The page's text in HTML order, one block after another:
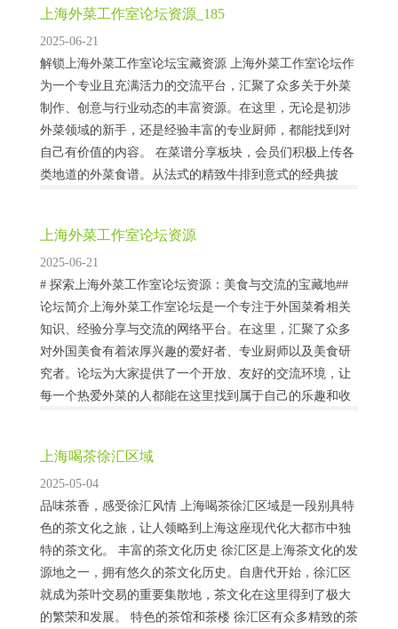
如...
上海外菜工作室论坛资源_185
2025-06-21
解锁上海外菜工作室论坛宝藏资源 上海外菜工作室论坛作
为一个专业且充满活力的交流平台，汇聚了众多关于外菜
制作、创意与行业动态的丰富资源。在这里，无论是初涉
外菜领域的新手，还是经验丰富的专业厨师，都能找到对
自己有价值的内容。 在菜谱分享板块，会员们积极上传各
类地道的外菜食谱。从法式的精致牛排到意式的经典披
上海外菜工作室论坛资源
2025-06-21
# 探索上海外菜工作室论坛资源：美食与交流的宝藏地##
论坛简介上海外菜工作室论坛是一个专注于外国菜肴相关
知识、经验分享与交流的网络平台。在这里，汇聚了众多
对外国美食有着浓厚兴趣的爱好者、专业厨师以及美食研
究者。论坛为大家提供了一个开放、友好的交流环境，让
每一个热爱外菜的人都能在这里找到属于自己的乐趣和收
上海喝茶徐汇区域
2025-05-04
品味茶香，感受徐汇风情 上海喝茶徐汇区域是一段别具特
色的茶文化之旅，让人领略到上海这座现代化大都市中独
特的茶文化。 丰富的茶文化历史 徐汇区是上海茶文化的发
源地之一，拥有悠久的茶文化历史。自唐代开始，徐汇区
就成为茶叶交易的重要集散地，茶文化在这里得到了极大
的繁荣和发展。 特色的茶馆和茶楼 徐汇区有众多精致的茶